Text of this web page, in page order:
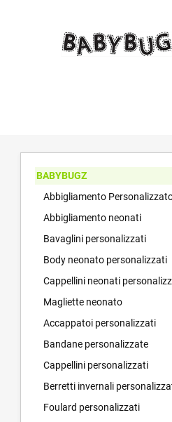
BABYBUGZ
Abbigliamento
Abbigliamento neonati
Bavaglini personalizzati
Body neonato personalizzati
Cappellini neonati
Magliette neonato
Accappatoi personalizzati
Bandane personalizzate
Cappellini personalizzati
Berretti invernali
Foulard personalizzati